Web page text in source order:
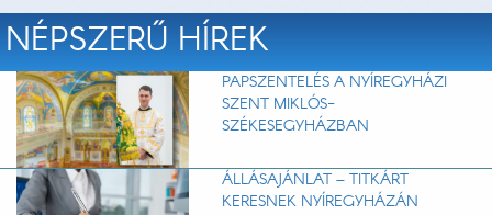
NÉPSZERŰ HÍREK
PAPSZENTELÉS A NYÍREGYHÁZI
SZENT MIKLÓS-
SZÉKESEGYHÁZBAN
ÁLLÁSAJÁNLAT – TITKÁRT
KERESNEK NYÍREGYHÁZÁN